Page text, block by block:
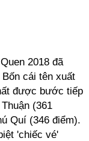
2018 đã
cái tên xuất
được bước tiếp
(361
Quí (346 điểm).
'chiếc vé'